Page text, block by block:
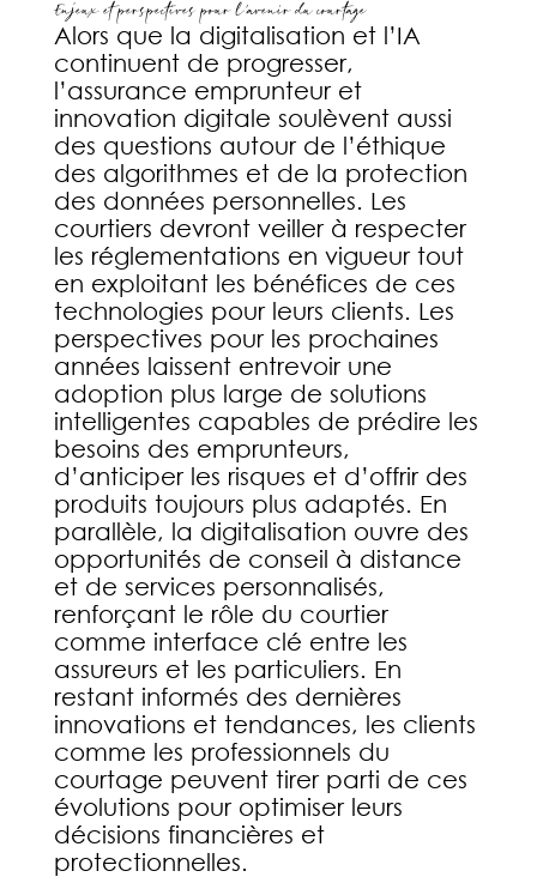
Enjeux et perspectives pour l’avenir du courtage
Alors que la digitalisation et l’IA
continuent de progresser,
l’assurance emprunteur et
innovation digitale soulèvent aussi
des questions autour de l’éthique
des algorithmes et de la protection
des données personnelles. Les
courtiers devront veiller à respecter
les réglementations en vigueur tout
en exploitant les bénéfices de ces
technologies pour leurs clients. Les
perspectives pour les prochaines
années laissent entrevoir une
adoption plus large de solutions
intelligentes capables de prédire les
besoins des emprunteurs,
d’anticiper les risques et d’offrir des
produits toujours plus adaptés. En
parallèle, la digitalisation ouvre des
opportunités de conseil à distance
et de services personnalisés,
renforçant le rôle du courtier
comme interface clé entre les
assureurs et les particuliers. En
restant informés des dernières
innovations et tendances, les clients
comme les professionnels du
courtage peuvent tirer parti de ces
évolutions pour optimiser leurs
décisions financières et
protectionnelles.